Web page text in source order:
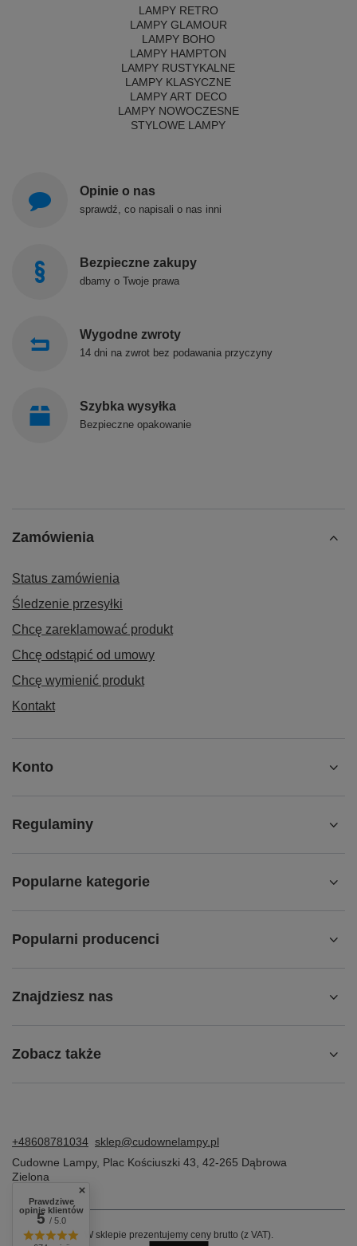
LAMPY RETRO
LAMPY GLAMOUR
LAMPY BOHO
LAMPY HAMPTON
LAMPY RUSTYKALNE
LAMPY KLASYCZNE
LAMPY ART DECO
LAMPY NOWOCZESNE
STYLOWE LAMPY
Opinie o nas
sprawdź, co napisali o nas inni
Bezpieczne zakupy
dbamy o Twoje prawa
Wygodne zwroty
14 dni na zwrot bez podawania przyczyny
Szybka wysyłka
Bezpieczne opakowanie
Zamówienia
Status zamówienia
Śledzenie przesyłki
Chcę zareklamować produkt
Chcę odstąpić od umowy
Chcę wymienić produkt
Kontakt
Konto
Regulaminy
Popularne kategorie
Popularni producenci
Znajdziesz nas
Zobacz także
+48608781034 sklep@cudownelampy.pl
Cudowne Lampy, Plac Kościuszki 43 42-265 Dąbrowa
Zielona
W sklepie prezentujemy ceny brutto (z VAT).
Prawdziwe
opinie klientów
5/ 5.0